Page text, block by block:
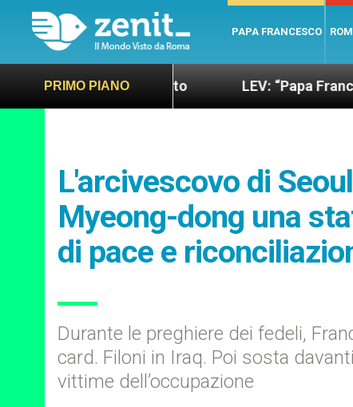
PAPA FRANCESCO
PRIMO PIANO
sano e giusto LEV: “Papa Francesco.
L'arcivescovo di
Myeong-dong una
di pace e
Durante le preghiere dei fedeli,
card. Filoni in Iraq. Poi sosta
vittime dell’occupazione